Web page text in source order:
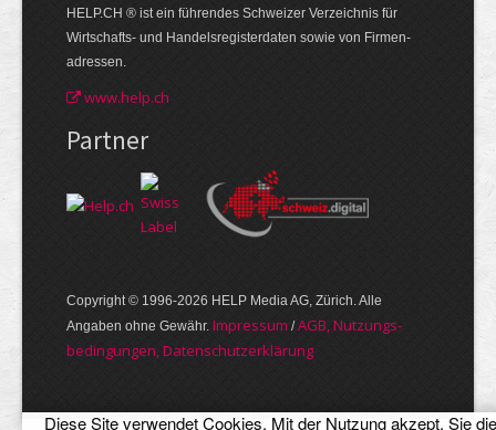
HELP.CH ® ist ein führendes Schweizer Verzeichnis für
Wirtschafts- und Handelsregisterdaten sowie von Firmen­
adressen.
www.help.ch
Partner
Copyright © 1996-2026 HELP Media AG, Zürich. Alle
Angaben ohne Gewähr. Im­pres­sum /AGB, Nut­zungs­
bedin­gungen, Daten­schutz­er­klärung
Diese Site verwendet Cookies. Mit der Nutzung akzept. Sie die